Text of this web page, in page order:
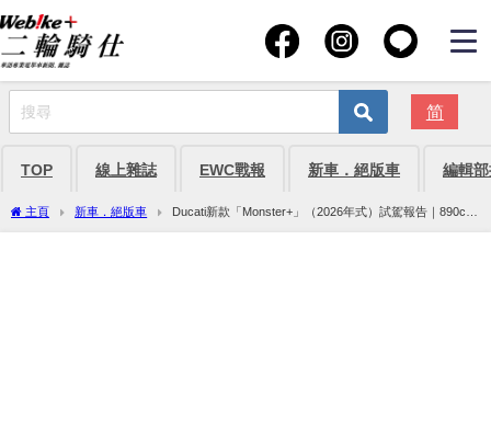
简
TOP 線上雜誌 EWC戰報 新車．絕版車 編輯
主頁 新車．絕版車
Ducati新款「Monster+」（2026年式）試駕報告｜890cc
V2×175kg超輕量×775mm低座高，第五代是歷代門檻最低一款